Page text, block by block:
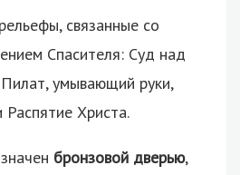
связанные со
Спасителя: Суд над
умывающий руки,
Распятие Христа.
бронзовой дверью,